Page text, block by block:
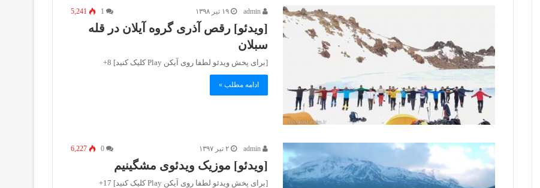
۱۹ تیر ۱۳۹۸ 5,241
[ویدئو] رقص آذری گروه آیلان در قله
سبلان
[برای پخش ویدئو لطفا روی آیکن Play کلیک کنید] 8+
ادامه مطلب »
۲ تیر ۱۳۹۷ 6,227
[ویدئو] موزیک ویدئوی مشگینیم
[برای پخش ویدئو لطفا روی آیکن Play کلیک کنید] 17+